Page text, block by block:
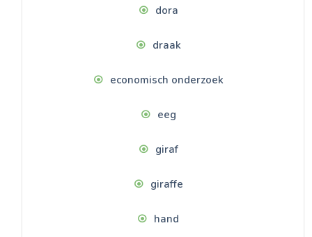
dora
draak
economisch onderzoek
eeg
giraf
giraffe
hand